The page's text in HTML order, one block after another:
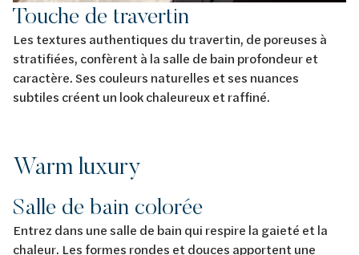
Touche de travertin
Les textures authentiques du travertin, de poreuses à
stratifiées, confèrent à la salle de bain profondeur et
caractère. Ses couleurs naturelles et ses nuances
subtiles créent un look chaleureux et raffiné.
Warm luxury
Salle de bain colorée
Entrez dans une salle de bain qui respire la gaieté et la
chaleur. Les formes rondes et douces apportent une